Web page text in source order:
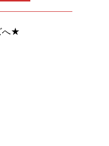
へ★